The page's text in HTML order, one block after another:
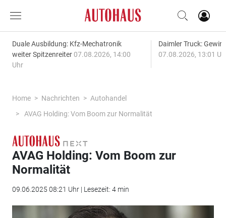
Duale Ausbildung: Kfz-Mechatronik
weiter Spitzenreiter 07.08.2026, 14:00
Uhr
Daimler Truck:
07.08.2026, 13:01
Home Nachrichten
Autohandel
AVAG Holding: Vom Boom zur Normalität
AVAG Holding: Vom Boom zur
Normalität
09.06.2025 08:21 Uhr | Lesezeit: 4 min